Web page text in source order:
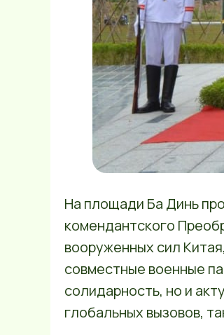
На площади Ба Динь
комендантского
вооруженных сил
совместные военные
солидарность, но и
глобальных вызовов,